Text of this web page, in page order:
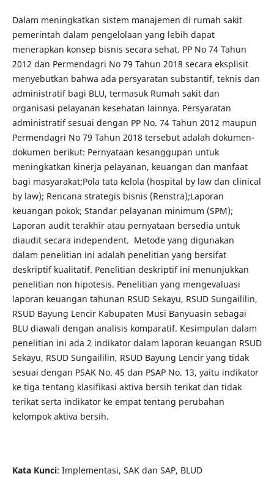
Dalam meningkatkan sistem manajemen di rumah sakit
pemerintah dalam pengelolaan yang lebih dapat
menerapkan konsep bisnis secara sehat. PP No 74 Tahun
2012 dan Permendagri No 79 Tahun 2018 secara eksplisit
menyebutkan bahwa ada persyaratan substantif, teknis dan
administratif bagi BLU, termasuk Rumah sakit dan
organisasi pelayanan kesehatan lainnya. Persyaratan
administratif sesuai dengan PP No. 74 Tahun 2012 maupun
Permendagri No 79 Tahun 2018 tersebut adalah dokumen-
dokumen berikut: Pernyataan kesanggupan untuk
meningkatkan kinerja pelayanan, keuangan dan manfaat
bagi masyarakat;Pola tata kelola (hospital by law dan clinical
by law); Rencana strategis bisnis (Renstra);Laporan
keuangan pokok; Standar pelayanan minimum (SPM);
Laporan audit terakhir atau pernyataan bersedia untuk
diaudit secara independent. Metode yang digunakan
dalam penelitian ini adalah penelitian yang bersifat
deskriptif kualitatif. Penelitian deskriptif ini menunjukkan
penelitian non hipotesis. Penelitian yang mengevaluasi
laporan keuangan tahunan RSUD Sekayu, RSUD Sungaililin,
RSUD Bayung Lencir Kabupaten Musi Banyuasin sebagai
BLU diawali dengan analisis komparatif. Kesimpulan dalam
penelitian ini ada 2 indikator dalam laporan keuangan RSUD
Sekayu, RSUD Sungaililin, RSUD Bayung Lencir yang tidak
sesuai dengan PSAK No. 45 dan PSAP No. 13, yaitu indikator
ke tiga tentang klasifikasi aktiva bersih terikat dan tidak
terikat serta indikator ke empat tentang perubahan
kelompok aktiva bersih.
Kata Kunci: Implementasi, SAK dan SAP, BLUD